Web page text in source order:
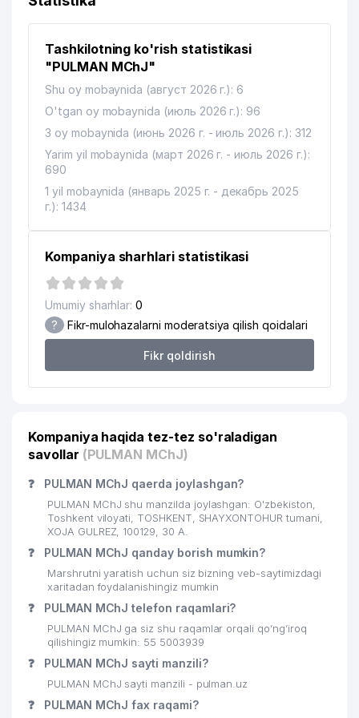
11
12
DAVLAT YOSH TOMOSHABINLAR
TEATRI
13 O'ZBEKDAVSIRK RB MEHMONXONA
14
MUMINOV J.A YAKKA TARTIBDAGI
TADBIRKOR
463 м
15 GIDROMAXSUSQURILISH AJ
16 BURGAZSTROYSERVIS MChJ
17 KIMYOTRANS MChJ 499 м
18
ALKORAT VA TAMAKI BOZORINI
TARTIB BERISH VA VNOCHILIKNI
19
O'ZBEKISTON RESPUBLIKASI
QURILISH VAZIRLIGI
20 O'ZBEK DAVLAT SIRKI RB 578 м
22
EL JANNAT MANZURAXON XUSUSIY
KORXONASI
23 DILDORA STYLE MChJ
O‘ZBEKISTON XALQQARO ISLOM
AKADEMIYASI AKADEMIK LITSEYI
663 м
25
XUDOYBERDIEV I.T. YAKKA
TARTIBDAGI TADBIRKOR
687 м
26
GULSHAN STOM XUSUSIY
KORXONASI
27
TIJORAT BANK
28 ABN-MB QK MChJ
Tashkilotning ko'rish statistikasi
"PULMAN MChJ"
Shu oy mobaynida (август 2026 г.): 6
O'tgan oy mobaynida (июль 2026 г.): 96
3 oy mobaynida (июнь 2026 г. - июль 2026 г.): 312
Yarim yil mobaynida (март 2026 г. - июль 2026 г.):
690
1 yil mobaynida (январь 2025 г. - декабрь 2025
г.): 1434
Kompaniya sharhlari statistikasi
Umumiy sharhlar: 0
? Fikr-mulohazalarni moderatsiya qilish qoidalari
Fikr qoldirish
Kompaniya haqida tez-tez so'raladigan
savollar (PULMAN MChJ)
❓ PULMAN MChJ qaerda joylashgan?
PULMAN MChJ shu manzilda joylashgan: O'zbekiston,
Toshkent viloyati, TOSHKENT, SHAYXONTOHUR tumani,
XOJA GULREZ, 100129, 30 А.
❓ PULMAN MChJ qanday borish mumkin?
Marshrutni yaratish uchun siz bizning veb-saytimizdagi
xaritadan foydalanishingiz mumkin
❓ PULMAN MChJ telefon raqamlari?
PULMAN MChJ ga siz shu raqamlar orqali qo’ng’iroq
qilishingiz mumkin: 55 5003939
❓ PULMAN MChJ sayti manzili?
PULMAN MChJ sayti manzili - pulman.uz
❓ PULMAN MChJ fax raqami?